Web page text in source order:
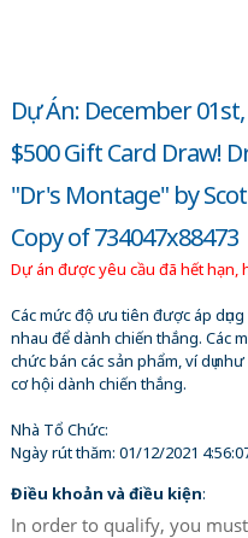
Dự Án: December
$500 Gift Card Draw!
"Dr's Montage" by
Copy of 734047x88473
Dự án được yêu cầu đã hết hạn,
Các mức độ ưu tiên được áp
nhau để dành chiến thắng. Các
chức bán các sản phẩm, ví dụ
cơ hội dành chiến thắng.
Nhà Tổ Chức:
Ngày rút thăm: 01/12/2021
Điều khoản và điều kiện:
In order to qualify, you